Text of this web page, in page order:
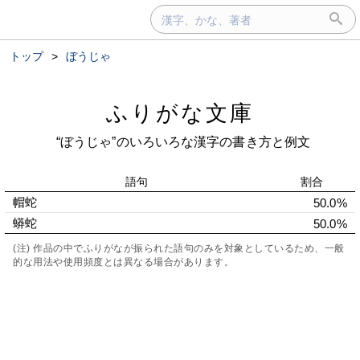
トップ > ぼうじゃ
ふりがな文庫
“ぼうじゃ”のいろいろな漢字の書き方と例文
語句 割合
帽蛇
50.0%
蟒蛇
50.0%
(注) 作品の中でふりがなが振られた語句のみを対象としているため、一般
的な用法や使用頻度とは異なる場合があります。